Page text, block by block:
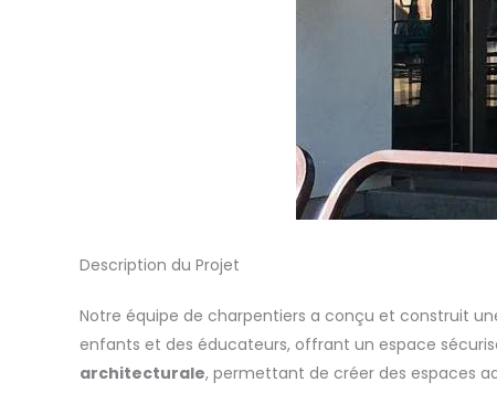
Description du Projet
Notre équipe de charpentiers a conçu et construit
enfants et des éducateurs, offrant un espace
architecturale, permettant de créer des espaces